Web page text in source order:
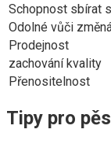
Schopnost sbírat
Odolné vůči
Prodejnost
zachování kvality
Přenositelnost
Tipy pro